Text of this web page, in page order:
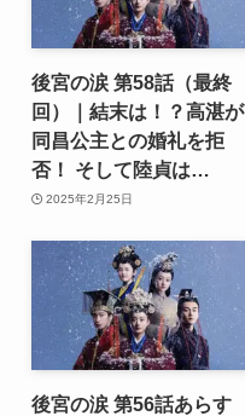
後宮の涙 第58話（最終
回）｜結末は！？高湛が
同昌公主との婚礼を拒
否！ そして陸貞は…
2025年2月25日
後宮の涙 第56話あらす